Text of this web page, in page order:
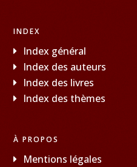
INDEX
Index général
Index des auteurs
Index des livres
Index des thèmes
À PROPOS
Mentions légales